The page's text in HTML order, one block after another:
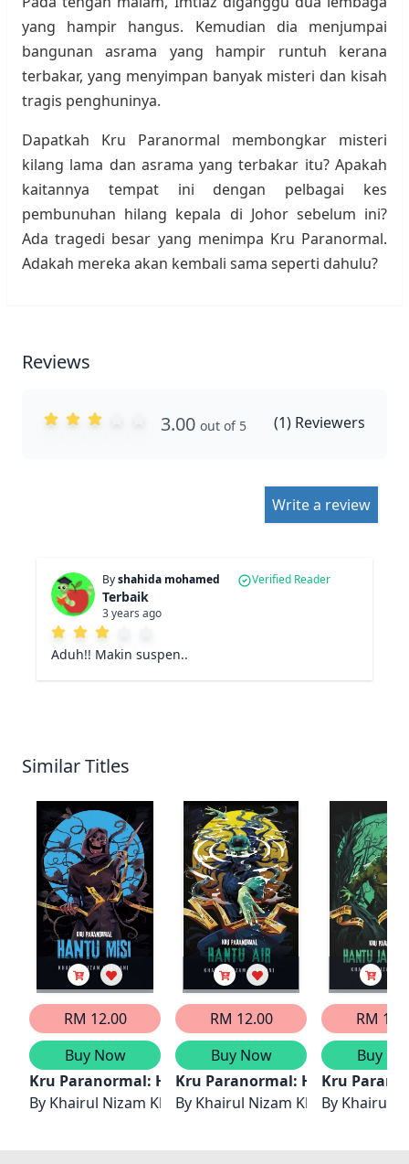
yang hampir hangus. Kemudian dia menjumpai
bangunan asrama yang hampir runtuh kerana
terbakar, yang menyimpan banyak misteri dan kisah
tragis penghuninya.
Dapatkah Kru Paranormal membongkar misteri
kilang lama dan asrama yang terbakar itu? Apakah
kaitannya tempat ini dengan pelbagai kes
pembunuhan hilang kepala di Johor sebelum ini?
Ada tragedi besar yang menimpa Kru Paranormal.
Adakah mereka akan kembali sama seperti dahulu?
Reviews
3.00 out of 5 (1) Reviewers
Write a review
Byshahida mohamed Verified Reader
Terbaik
3 years ago
Aduh!! Makin suspen..
Similar Titles
RM 12.00
Buy Now
Kru Paranormal: Hantu Misi
By Khairul Nizam Khairani
RM 12.00
Buy Now
Kru Paranormal: Hantu Air
By Khairul Nizam Khairani
RM
Buy
Kru
By Khairul